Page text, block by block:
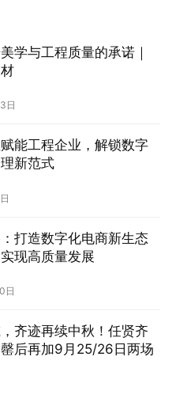
学与工程质量的承诺｜
日
能工程企业，解锁数字
新范式
打造数字化电商新生态
现高质量发展
日
齐迹再续中秋！任贤齐
后再加9月25/26日两场